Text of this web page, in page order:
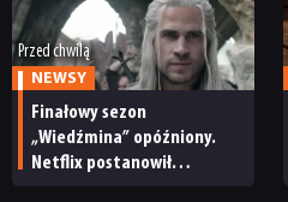
Przed chwilą
NEWSY
Finałowy sezon
„Wiedźmina” opóźniony.
Netflix postanowił